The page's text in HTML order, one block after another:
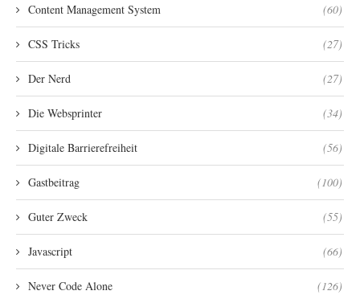
Content Management System (60)
CSS Tricks (27)
Der Nerd (27)
Die Websprinter (34)
Digitale Barrierefreiheit (56)
Gastbeitrag (100)
Guter Zweck (55)
Javascript (66)
Never Code Alone (126)